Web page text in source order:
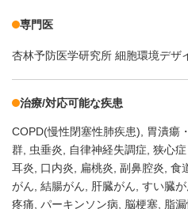
専門医
杏林予防医学研究所 細胞環境デザ
治療/対応可能な疾患
COPD(慢性閉塞性肺疾患) 胃潰瘍
群 虫垂炎 自律神経失調症 狭心
耳炎
口内炎 扁桃炎 副鼻腔炎 食
がん 結腸がん 肝臓がん すい臓が
疼痛 パーキンソン病 脳梗塞 脂